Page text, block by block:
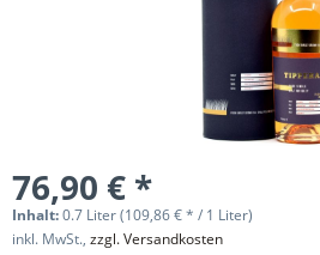
76,90 € *
Inhalt:0.7 Liter (109,86 € * / 1 Liter)
inkl. MwSt., zzgl. Versandkosten